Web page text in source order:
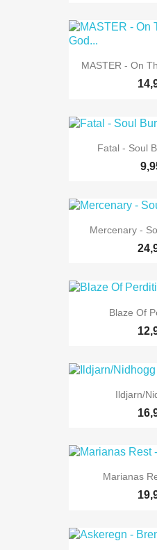
MASTER - On
Fatal - Soul
Mercenary -
Blaze Of
Ildjarn/
Marianas